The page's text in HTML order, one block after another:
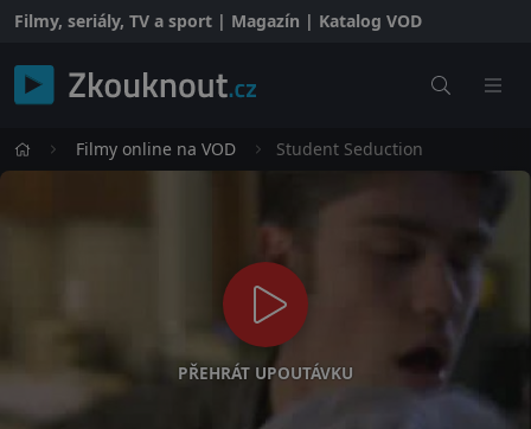
Filmy, seriály, TV a sport | Magazín | Katalog VOD
Filmy online na VOD Student Seduction
PŘEHRÁT UPOUTÁVKU